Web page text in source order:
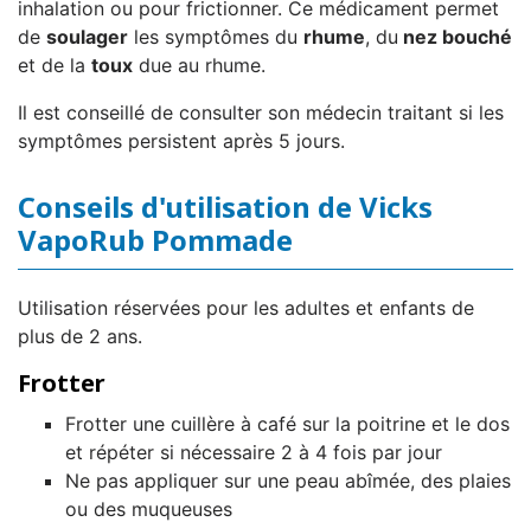
inhalation ou pour frictionner. Ce médicament permet
de soulager les symptômes du rhume, du nez bouché
et de la toux due au rhume.
Il est conseillé de consulter son médecin traitant si les
symptômes persistent après 5 jours.
Conseils d'utilisation de Vicks
VapoRub Pommade
Utilisation réservées pour les adultes et enfants de
plus de 2 ans.
Frotter
Frotter une cuillère à café sur la poitrine et le dos
et répéter si nécessaire 2 à 4 fois par jour
Ne pas appliquer sur une peau abîmée, des plaies
ou des muqueuses